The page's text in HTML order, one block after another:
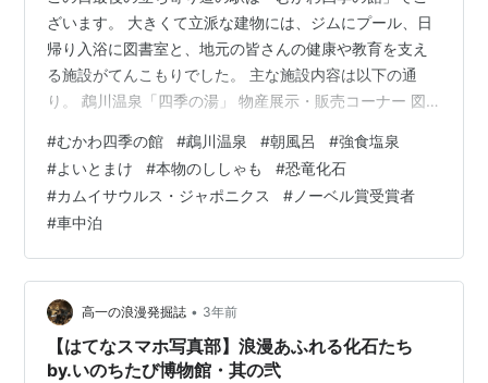
ざいます。 大きくて立派な建物には、ジムにプール、日
帰り入浴に図書室と、地元の皆さんの健康や教育を支え
る施設がてんこもりでした。 主な施設内容は以下の通
り。 鵡川温泉「四季の湯」 物産展示・販売コーナー 図
ム） 鵡川温泉「四季の湯」 朝活派には嬉しい朝風呂営業
は、なんと5:00から！ 始めてました、いつの間にか、的
な 残念ながら公式にこちらの情報は載ってません。 季節
営業の可能性もあるので、朝風呂目当ての場合は事前に
確認必須でございます。 泉質は「強食塩泉」です。 強塩
化物泉は湯冷めしにくい+…
#むかわ四季の館 #鵡川温泉 #朝風呂 #強食塩泉
#よいとまけ #本物のししゃも #恐竜化石
#カムイサウルス・ジャポニクス # ノーベル賞受賞者
#車中泊
高一の浪漫発掘誌 • 3年前
【はてなスマホ写真部】浪漫あふれる化石たち
by.いのちたび博物館・其の弐